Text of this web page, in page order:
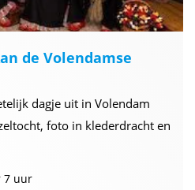
de Volendamse
dagje uit in Volendam
foto in klederdracht en
7 uur